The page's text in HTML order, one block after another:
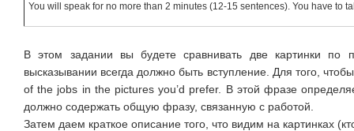
You will speak for no more than 2 minutes (12-15 sentences). You have to
В этом задании вы будете сравнивать две картинки по
высказывании всегда должно быть вступление. Для того,
of the jobs in the pictures you’d prefer. В этой фразе
должно содержать общую фразу, связанную с работой.
Затем даем краткое описание того, что видим на картинках